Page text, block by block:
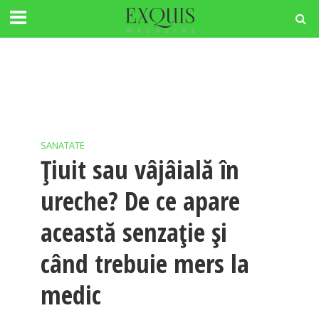
SANATATE
Țiuit sau vâjâială în
ureche? De ce apare
această senzație și
când trebuie mers la
medic